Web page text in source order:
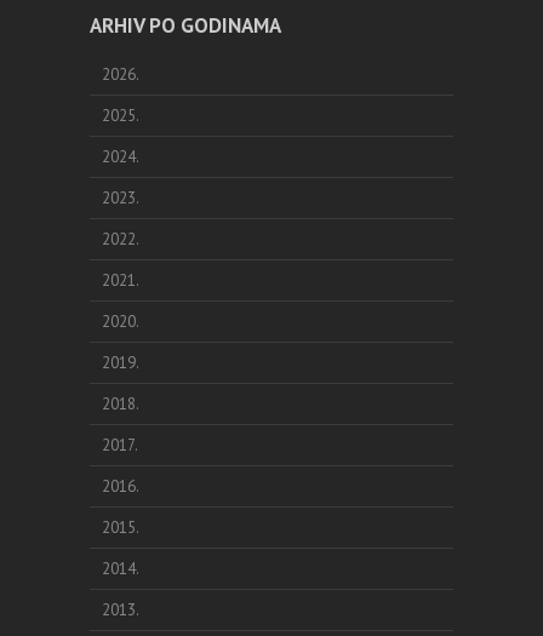
ARHIV PO GODINAMA
2026.
2025.
2024.
2023.
2022.
2021.
2020.
2019.
2018.
2017.
2016.
2015.
2014.
2013.